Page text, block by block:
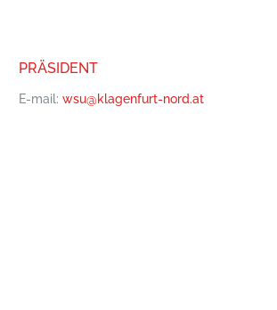
PRÄSIDENT
E-mail: wsu@klagenfurt-nord.at